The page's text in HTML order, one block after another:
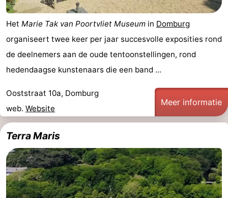
Het Marie Tak van Poortvliet Museum in Domburg
organiseert twee keer per jaar succesvolle exposities rond
de deelnemers aan de oude tentoonstellingen, rond
hedendaagse kunstenaars die een band ...
Ooststraat 10a, Domburg
web. Website
Meer informatie
Terra Maris